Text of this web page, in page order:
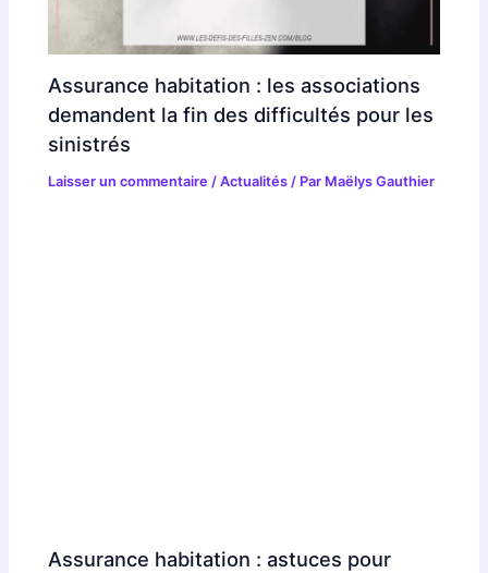
Assurance habitation : les associations
demandent la fin des difficultés pour les
sinistrés
Laisser un commentaire /Actualités / Par Maëlys Gauthier
Assurance habitation : astuces pour